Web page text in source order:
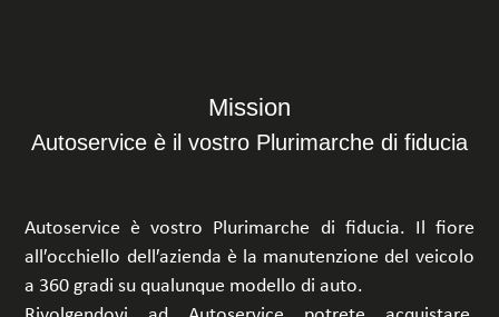
Mission
Autoservice è il vostro Plurimarche di fiducia
Autoservice è vostro Plurimarche di fiducia. Il fiore
all′occhiello dell′azienda è la manutenzione del veicolo
a 360 gradi su qualunque modello di auto.